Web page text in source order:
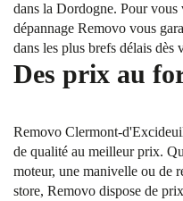
dans la Dordogne. Pour vous
dépannage Removo vous
dans les plus brefs délais dès
Des prix au
Removo Clermont-
de qualité au meilleur prix.
moteur, une manivelle ou de
store, Removo dispose de